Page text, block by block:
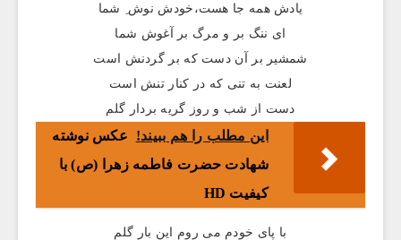
یادش همه جا هست،خودش نوش ِ شما
ای ننگ بر و مرگ بر آغوش شما
شمشیر بر آن دست که بر گردنش است
لعنت به تنی که در کنار تنش است
دست از شب و روز گریه بردار گلم
این مطلب را هم ببیند!
عکس نوشته
شهادت حضرت فاطمه زهرا (ص) با
کیفیت HD
با پای خودم می روم این بار گلم